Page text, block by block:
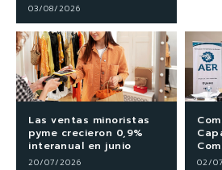
03/08/2026
Las ventas minoristas
pyme crecieron 0,9%
interanual en junio
20/07/2026 02/